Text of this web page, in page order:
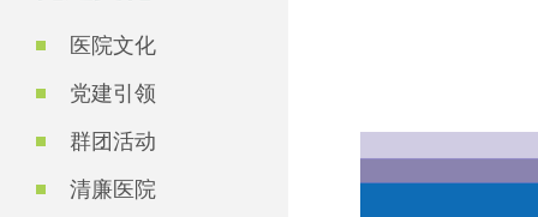
医院文化
党建引领
群团活动
清廉医院